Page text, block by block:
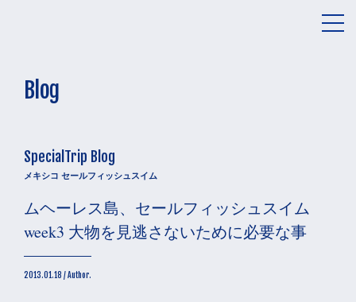
メ
Blog
SpecialTrip Blog
メキシコ セールフィッシュスイム
ムヘーレス島、セールフィッシュスイム
week3 大物を見逃さないために必要な事
2013.01.18 / Author.